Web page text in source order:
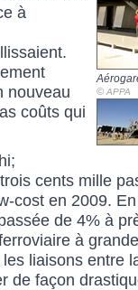
© APPA
à
nouveau
coûts qui
cents mille
cost en 2009.
de 4% à
à
liaisons entre
de façon